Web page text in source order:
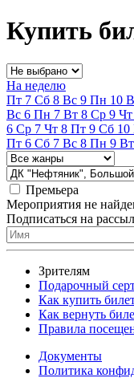
Купить
На неделю
Пт 7 Сб 8 Вс 9 Пн 10
Вс 6 Пн 7 Вт 8 Ср 9 Чт
6 Ср 7 Чт 8 Пт 9 Сб 10
Пт 6 Сб 7 Вс 8 Пн 9 Вт
Премьера
Мероприятия не
Подписаться на
Зрителям
Подарочный
Как купить
Как вернуть
Правила
Документы
Политика